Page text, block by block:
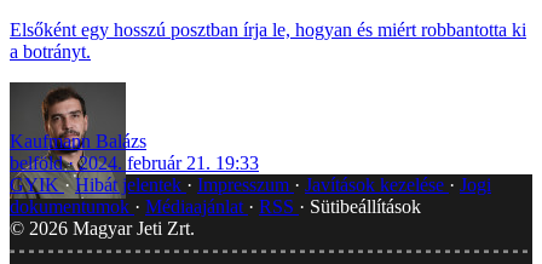
Elsőként egy hosszú posztban írja le, hogyan és miért robbantotta ki
a botrányt.
Kaufmann Balázs
belföld
2024. február 21. 19:33
GYIK
Hibát jelentek Impresszum Javítások kezelése
Jogi
dokumentumok
Médiaajánlat RSS
Sütibeállítások
© 2026 Magyar Jeti Zrt.